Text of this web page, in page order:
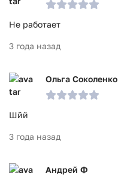
Не работает
3 года назад
Ольга Соколенко
Шйй
3 года назад
Андрей Ф